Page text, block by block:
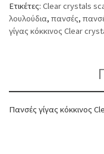
Ετικέτες: Clear crystals
λουλούδια, πανσές,
γίγας κόκκινος Clear
Πανσές γίγας κόκκινος